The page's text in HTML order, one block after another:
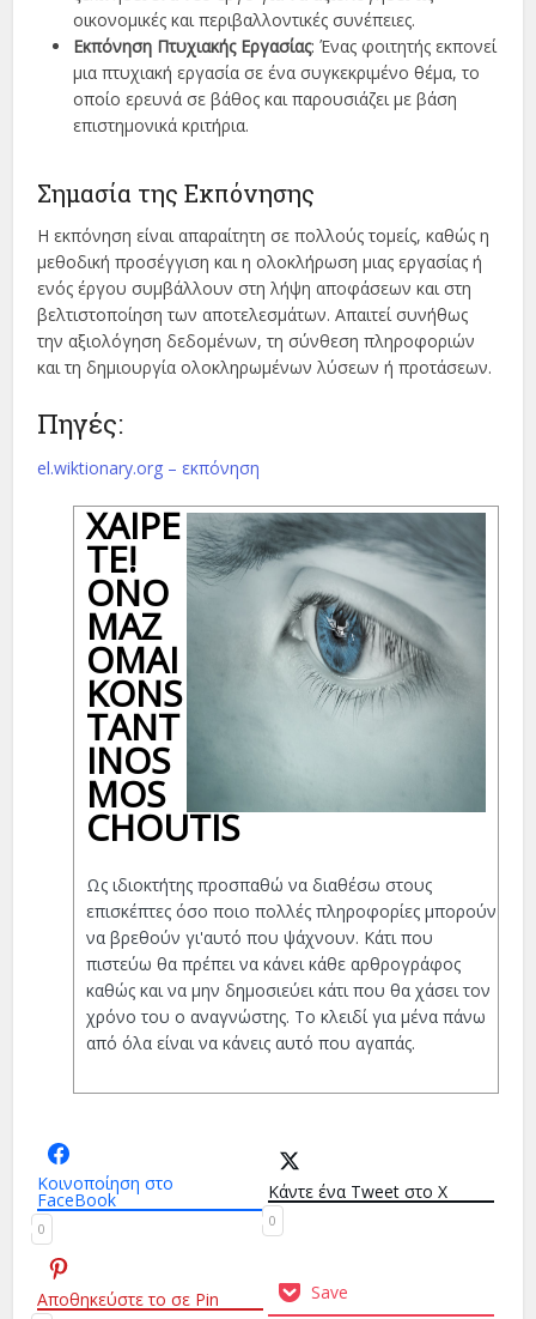
οικονομικές και περιβαλλοντικές συνέπειες.
Εκπόνηση Πτυχιακής Εργασίας: Ένας φοιτητής εκπονεί
μια πτυχιακή εργασία σε ένα συγκεκριμένο θέμα, το
οποίο ερευνά σε βάθος και παρουσιάζει με βάση
επιστημονικά κριτήρια.
Σημασία της Εκπόνησης
Η εκπόνηση είναι απαραίτητη σε πολλούς τομείς, καθώς η
μεθοδική προσέγγιση και η ολοκλήρωση μιας εργασίας ή
ενός έργου συμβάλλουν στη λήψη αποφάσεων και στη
βελτιστοποίηση των αποτελεσμάτων. Απαιτεί συνήθως
την αξιολόγηση δεδομένων, τη σύνθεση πληροφοριών
και τη δημιουργία ολοκληρωμένων λύσεων ή προτάσεων.
Πηγές:
el.wiktionary.org – εκπόνηση
ΧΑΊΡΕ
ΤΕ!
ΟΝΟ
ΜΆΖ
ΟΜΑΙ
KONS
TANT
INOS
MOS
CHOUTIS
Ως ιδιοκτήτης προσπαθώ να διαθέσω στους
επισκέπτες όσο ποιο πολλές πληροφορίες μπορούν
να βρεθούν γι'αυτό που ψάχνουν. Κάτι που
πιστεύω θα πρέπει να κάνει κάθε αρθρογράφος
καθώς και να μην δημοσιεύει κάτι που θα χάσει τον
χρόνο του ο αναγνώστης. Το κλειδί για μένα πάνω
από όλα είναι να κάνεις αυτό που αγαπάς.
Κοινοποίηση στο
FaceBook
0
Κάντε ένα Tweet στο X
0
Αποθηκεύστε το σε Pin Save